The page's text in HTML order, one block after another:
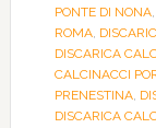
PONTE DI NONA,
ROMA,
DISCARICA
CALCINACCI
PRENESTINA,
DISCARICA